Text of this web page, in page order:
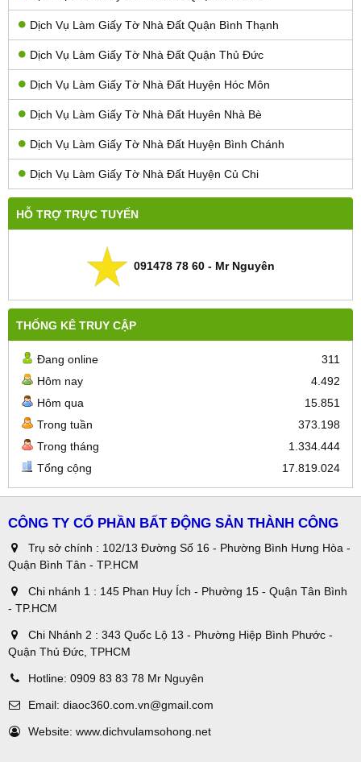
Dịch Vụ Làm Giấy Tờ Nhà Đất Quận Bình Thạnh
Dịch Vụ Làm Giấy Tờ Nhà Đất Quận Thủ Đức
Dịch Vụ Làm Giấy Tờ Nhà Đất Huyện Hóc Môn
Dịch Vụ Làm Giấy Tờ Nhà Đất Huyên Nhà Bè
Dịch Vụ Làm Giấy Tờ Nhà Đất Huyện Bình Chánh
Dịch Vụ Làm Giấy Tờ Nhà Đất Huyện Củ Chi
HỖ TRỢ TRỰC TUYẾN
091478 78 60 - Mr Nguyên
THỐNG KÊ TRUY CẬP
Đang online
311
Hôm nay
4.492
Hôm qua
15.851
Trong tuần
373.198
Trong tháng
1.334.444
Tổng cộng
17.819.024
CÔNG TY CỔ PHẦN BẤT ĐỘNG SẢN THÀNH CÔNG
Trụ sở chính : 102/13 Đường Số 16 - Phường Bình Hưng Hòa -
Quận Bình Tân - TP.HCM
Chi nhánh 1 : 145 Phan Huy Ích - Phường 15 - Quận Tân Bình
- TP.HCM
Chi Nhánh 2 : 343 Quốc Lộ 13 - Phường Hiệp Bình Phước -
Quận Thủ Đức, TPHCM
Hotline: 0909 83 83 78 Mr Nguyên
Email: diaoc360.com.vn@gmail.com
Website: www.dichvulamsohong.net